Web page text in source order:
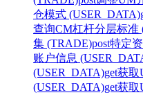
仓模式 (USER_DATA)
查询CM杠杆分层标准
集 (TRADE)post特定
账户信息
(USER_DATA)get获取
(USER_DATA)get获取